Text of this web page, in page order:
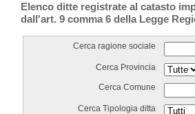
Elenco ditte registrate al catasto
dall'art. 9 comma 6 della Legge
Cerca ragione sociale
Cerca Provincia
Cerca Comune
Cerca Tipologia ditta